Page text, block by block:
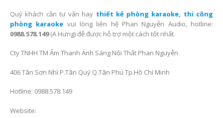
Quý khách cần tư vấn hay thiết kế phòng karaoke, thi công
phòng karaoke vui lòng liên hệ Phan Nguyễn Audio, hotline:
0988.578.149(A Hưng) đễ được hỗ trợ một cách tốt nhất.
Cty TNHH TM Âm Thanh Ánh Sáng Nội Thất Phan Nguyễn
406 Tân Sơn Nhì P.Tân Quý Q.Tân Phú Tp.Hồ Chí Minh
Hotline: 0988.578.149
Website: